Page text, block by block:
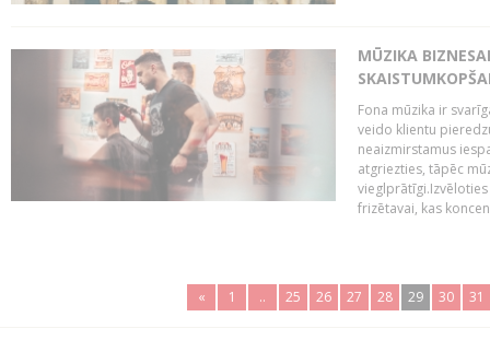
MŪZIKA
Fona mūzika ir
veido klientu
neaizmirstamus
atgriezties, tāpēc
frizētavai, kas
« 1 .. 25 26 27 28 29 30 31